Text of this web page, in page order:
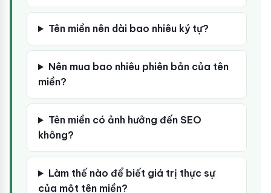
Tên miền nên dài bao nhiêu ký tự?
Nên mua bao nhiêu phiên bản của tên
miền?
Tên miền có ảnh hưởng đến SEO
không?
Làm thế nào để biết giá trị thực sự
của một tên miền?